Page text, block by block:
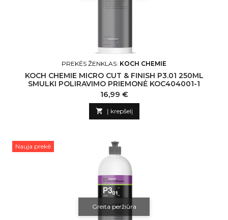
PREKĖS ŽENKLAS: KOCH CHEMIE
KOCH CHEMIE MICRO CUT & FINISH P3.01 250ML
SMULKI POLIRAVIMO PRIEMONĖ KOC404001-1
Kaina
16,99 €
 Į krepšelį
Nauja prekė
Greita peržiūra